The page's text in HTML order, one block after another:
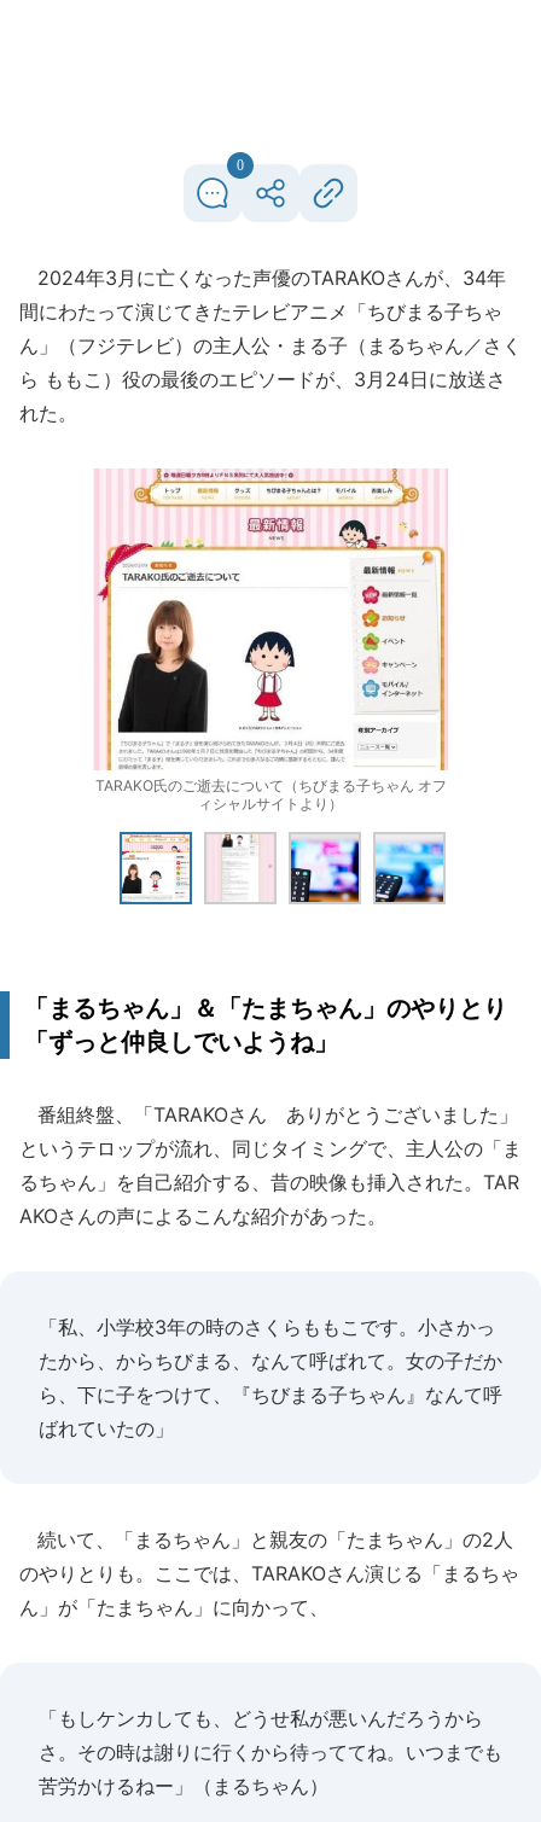
0
2024年3月に亡くなった声優のTARAKOさんが、34年
間にわたって演じてきたテレビアニメ「ちびまる子ちゃ
ん」（フジテレビ）の主人公・まる子（まるちゃん／さく
ら ももこ）役の最後のエピソードが、3月24日に放送さ
れた。
TARAKO氏のご逝去について（ちびまる子ちゃん オフ
ィシャルサイトより）
「まるちゃん」＆「たまちゃん」のやりとり
「ずっと仲良しでいようね」
番組終盤、「TARAKOさん ありがとうございました」
というテロップが流れ、同じタイミングで、主人公の「ま
るちゃん」を自己紹介する、昔の映像も挿入された。TAR
AKOさんの声によるこんな紹介があった。
「私、小学校3年の時のさくらももこです。小さかっ
たから、からちびまる、なんて呼ばれて。女の子だか
ら、下に子をつけて、『ちびまる子ちゃん』なんて呼
ばれていたの」
続いて、「まるちゃん」と親友の「たまちゃん」の2人
のやりとりも。ここでは、TARAKOさん演じる「まるちゃ
ん」が「たまちゃん」に向かって、
「もしケンカしても、どうせ私が悪いんだろうから
さ。その時は謝りに行くから待っててね。いつまでも
苦労かけるねー」（まるちゃん）